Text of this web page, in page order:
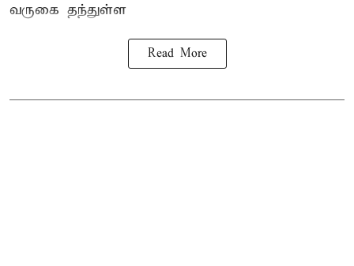
வருகை தந்துள்ள
Read More